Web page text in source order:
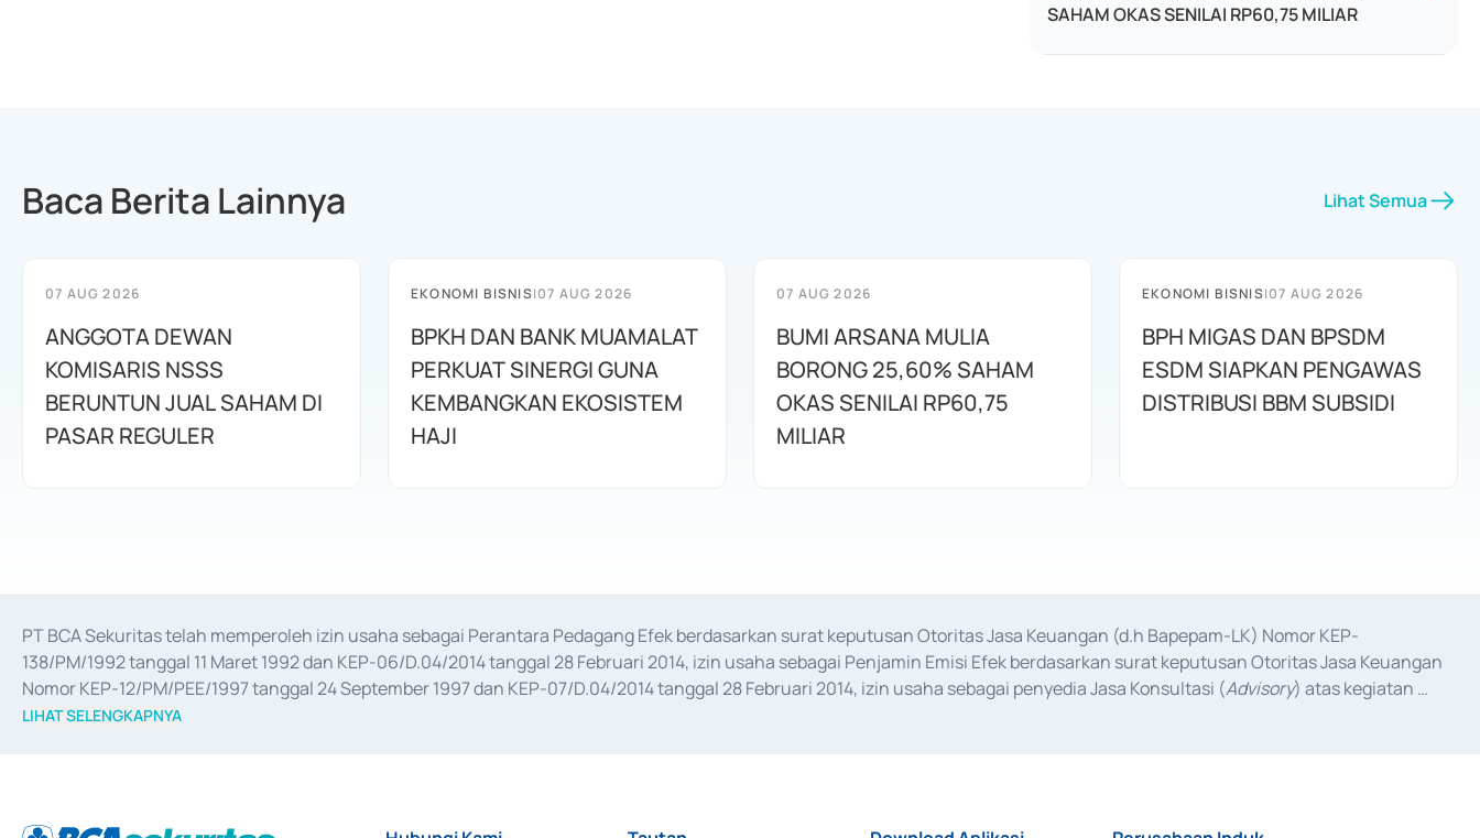
SAHAM OKAS SENILAI RP60,75 MILIAR
Baca Berita Lainnya Lihat Semua
07 AUG 2026
ANGGOTA DEWAN
KOMISARIS NSSS
BERUNTUN JUAL SAHAM DI
PASAR REGULER
EKONOMI BISNIS|07 AUG 2026
BPKH DAN BANK MUAMALAT
PERKUAT SINERGI GUNA
KEMBANGKAN EKOSISTEM
HAJI
07 AUG 2026
BUMI ARSANA MULIA
BORONG 25,60% SAHAM
OKAS SENILAI RP60,75
MILIAR
EKONOMI BISNIS|07 AUG 2026
BPH MIGAS DAN BPSDM
ESDM SIAPKAN PENGAWAS
DISTRIBUSI BBM SUBSIDI
PT BCA Sekuritas telah memperoleh izin usaha sebagai Perantara Pedagang Efek berdasarkan surat keputusan Otoritas Jasa Keuangan (d.h Bapepam-LK) Nomor KEP-
138/PM/1992 tanggal 11 Maret 1992 dan KEP-06/D.04/2014 tanggal 28 Februari 2014, izin usaha sebagai Penjamin Emisi Efek berdasarkan surat keputusan Otoritas Jasa Keuangan
Nomor KEP-12/PM/PEE/1997 tanggal 24 September 1997 dan KEP-07/D.04/2014 tanggal 28 Februari 2014, izin usaha sebagai penyedia Jasa Konsultasi (Advisory) atas kegiatan
merger, akuisisi, divestasi, dan
LIHAT SELENGKAPNYA